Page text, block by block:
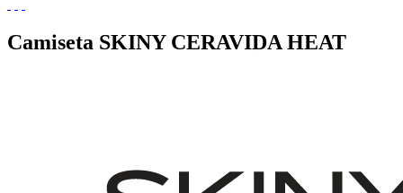
Camiseta SKINY CERAVIDA HEAT